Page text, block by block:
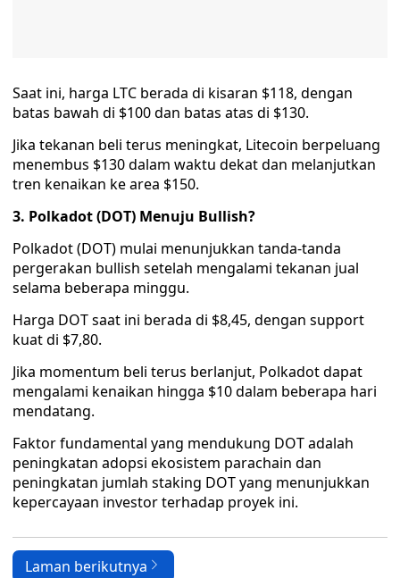
Saat ini, harga LTC berada di kisaran $118, dengan
batas bawah di $100 dan batas atas di $130.
Jika tekanan beli terus meningkat, Litecoin berpeluang
menembus $130 dalam waktu dekat dan melanjutkan
tren kenaikan ke area $150.
3. Polkadot (DOT) Menuju Bullish?
Polkadot (DOT) mulai menunjukkan tanda-tanda
pergerakan bullish setelah mengalami tekanan jual
selama beberapa minggu.
Harga DOT saat ini berada di $8,45, dengan support
kuat di $7,80.
Jika momentum beli terus berlanjut, Polkadot dapat
mengalami kenaikan hingga $10 dalam beberapa hari
mendatang.
Faktor fundamental yang mendukung DOT adalah
peningkatan adopsi ekosistem parachain dan
peningkatan jumlah staking DOT yang menunjukkan
kepercayaan investor terhadap proyek ini.
Laman berikutnya